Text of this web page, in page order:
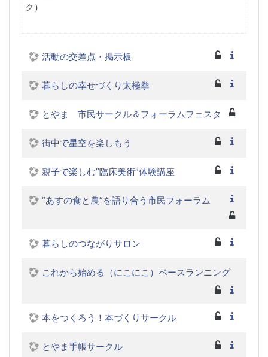
ク）
活動の交差点・掲示板
暮らしの幸せづくり太極拳
とやま 市民サークル＆フォーラムフェスタ
街中で星空を楽しもう
親子で楽しむ”臨床美術”体験講座
”あすの食と農”を語り合う市民フォーラム
暮らしのつながりサロン
これから始める（にこにこ）ペースランニング
本をつくろう！本づくりサークル
とやま手帳サークル